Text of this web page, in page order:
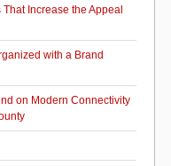
Increase the Appeal
with a Brand
on Modern Connectivity